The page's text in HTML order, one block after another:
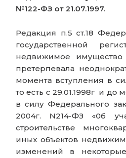
№122-ФЗ от 21.07.1997.
Редакция п.5 ст.18
государственной
недвижимое
претерпевала
момента вступления в
то есть с 29.01.1998г и до
в силу Федерального
2004г. N214-ФЗ «0б
строительстве
иных объектов
изменений в